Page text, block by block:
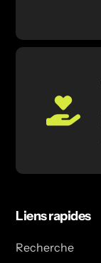
Liens rapides
Recherche